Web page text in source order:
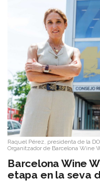
Raquel Pérez, presidenta de la
Organitzador de Barcelona Wine
Barcelona Wine
etapa en la seva